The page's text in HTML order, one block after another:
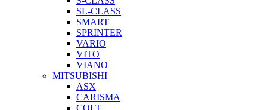
SL-CLASS
SMART
SPRINTER
VARIO
VITO
VIANO
MITSUBISHI
ASX
CARISMA
COLT